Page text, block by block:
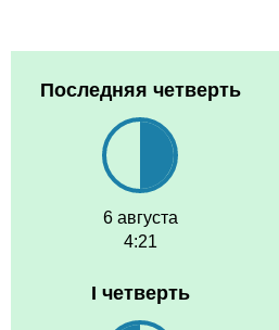
Последняя четверть
6 августа
4:21
I четверть